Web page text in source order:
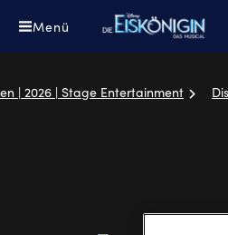
Menü
| 2026 | Stage Entertainment